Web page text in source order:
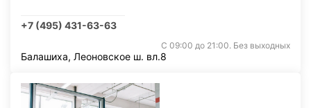
+7 (495) 431-63-63
С 09:00 до 21:00. Без выходных
Балашиха, Леоновское ш. вл.8